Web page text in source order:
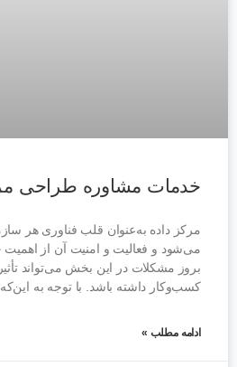
خدمات مشاوره طراحی
مرکز داده به‌عنوان قلب فناوری هر
می‌شود و فعالیت و امنیت آن از اهمیت
بروز مشکلات در این بخش می‌تواند
کسب‌وکار داشته باشد. با توجه به این‌که
ادامه مطلب »